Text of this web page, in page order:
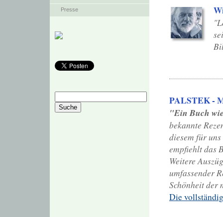
Presse W
PALSTEK -
"Ein Buch
bekannte
diesem für
empfiehlt das
Weitere
umfassender
Schönheit der
Die